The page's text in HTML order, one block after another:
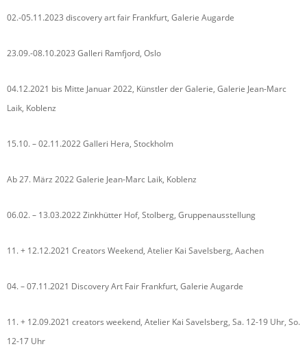
02.-05.11.2023 discovery art fair Frankfurt, Galerie Augarde
23.09.-08.10.2023 Galleri Ramfjord, Oslo
04.12.2021 bis Mitte Januar 2022, Künstler der Galerie, Galerie Jean-Marc
Laik, Koblenz
15.10. – 02.11.2022 Galleri Hera, Stockholm
Ab 27. März 2022 Galerie Jean-Marc Laik, Koblenz
06.02. – 13.03.2022 Zinkhütter Hof, Stolberg, Gruppenausstellung
11. + 12.12.2021 Creators Weekend, Atelier Kai Savelsberg, Aachen
04. – 07.11.2021 Discovery Art Fair Frankfurt, Galerie Augarde
11. + 12.09.2021 creators weekend, Atelier Kai Savelsberg, Sa. 12-19 Uhr, So.
12-17 Uhr